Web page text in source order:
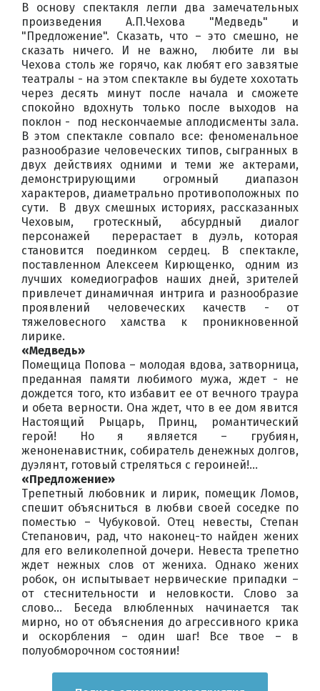
В основу спектакля легли два замечательных
произведения А.П.Чехова "Медведь" и
"Предложение". Сказать, что – это смешно, не
сказать ничего. И не важно, любите ли вы
Чехова столь же горячо, как любят его завзятые
театралы - на этом спектакле вы будете хохотать
через десять минут после начала и сможете
спокойно вдохнуть только после выходов на
поклон - под нескончаемые аплодисменты зала.
В этом спектакле совпало все: феноменальное
разнообразие человеческих типов, сыгранных в
двух действиях одними и теми же актерами,
демонстрирующими огромный диапазон
характеров, диаметрально противоположных по
сути. В двух смешных историях, рассказанных
Чеховым, гротескный, абсурдный диалог
персонажей перерастает в дуэль, которая
становится поединком сердец. В спектакле,
поставленном Алексеем Кирющенко, одним из
лучших комедиографов наших дней, зрителей
привлечет динамичная интрига и разнообразие
проявлений человеческих качеств - от
тяжеловесного хамства к проникновенной
лирике.
«Медведь»
Помещица Попова – молодая вдова, затворница,
преданная памяти любимого мужа, ждет - не
дождется того, кто избавит ее от вечного траура
и обета верности. Она ждет, что в ее дом явится
Настоящий Рыцарь, Принц, романтический
герой! Но я является – грубиян,
женоненавистник, собиратель денежных долгов,
дуэлянт, готовый стреляться с героиней!...
«Предложение»
Трепетный любовник и лирик, помещик Ломов,
спешит объясниться в любви своей соседке по
поместью – Чубуковой. Отец невесты, Степан
Степанович, рад, что наконец-то найден жених
для его великолепной дочери. Невеста трепетно
ждет нежных слов от жениха. Однако жених
робок, он испытывает нервические припадки –
от стеснительности и неловкости. Слово за
слово… Беседа влюбленных начинается так
мирно, но от объяснения до агрессивного крика
и оскорбления – один шаг! Все твое – в
полуобморочном состоянии!